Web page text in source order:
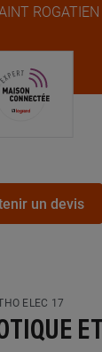
ROGATIEN
un devis
ELEC 17